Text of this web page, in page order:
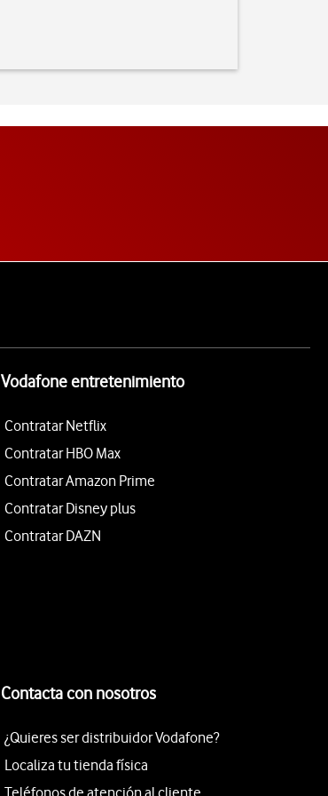
Vodafone entretenimiento
Contratar Netflix
Contratar HBO Max
Contratar Amazon Prime
Contratar Disney plus
Contratar DAZN
Contacta con nosotros
¿Quieres ser distribuidor Vodafone?
Localiza tu tienda física
Teléfonos de atención al cliente